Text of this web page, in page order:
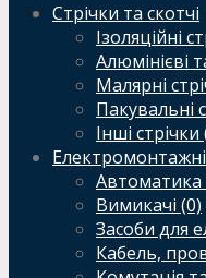
Стрічки та скотчі
Ізоляційні
Алюмінієві
Малярні
Пакувальні
Інші стрічки
Автоматика
Вимикачі (0)
Засоби для
Кабель,